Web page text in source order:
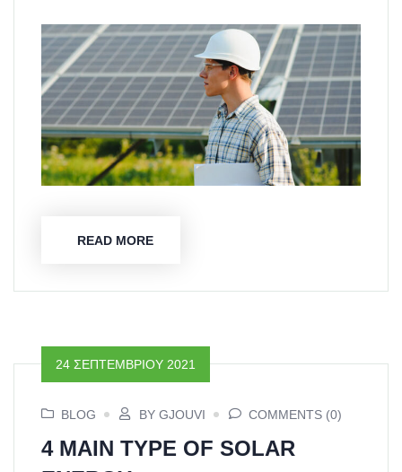
READ MORE
24 ΣΕΠΤΕΜΒΡΊΟΥ 2021
BLOG BY GJOUVI COMMENTS (0)
4 MAIN TYPE OF SOLAR